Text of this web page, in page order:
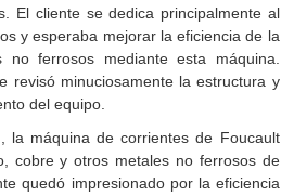
El cliente se dedica principalmente al
y esperaba mejorar la eficiencia de la
no ferrosos mediante esta máquina.
revisó minuciosamente la estructura y
del equipo.
la máquina de corrientes de Foucault
cobre y otros metales no ferrosos de
quedó impresionado por la eficiencia